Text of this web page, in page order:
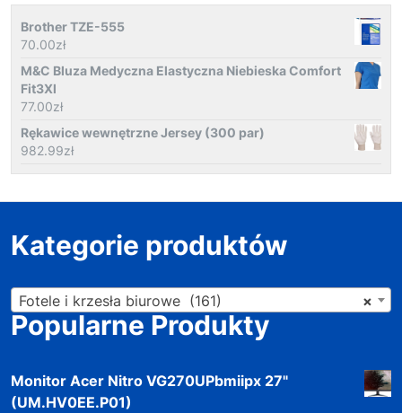
Brother TZE-555
70.00zł
M&C Bluza Medyczna Elastyczna Niebieska Comfort
Fit3Xl
77.00zł
Rękawice wewnętrzne Jersey (300 par)
982.99zł
Kategorie produktów
×
Fotele i krzesła biurowe (161)
Popularne Produkty
Monitor Acer Nitro VG270UPbmiipx 27"
(UM.HV0EE.P01)